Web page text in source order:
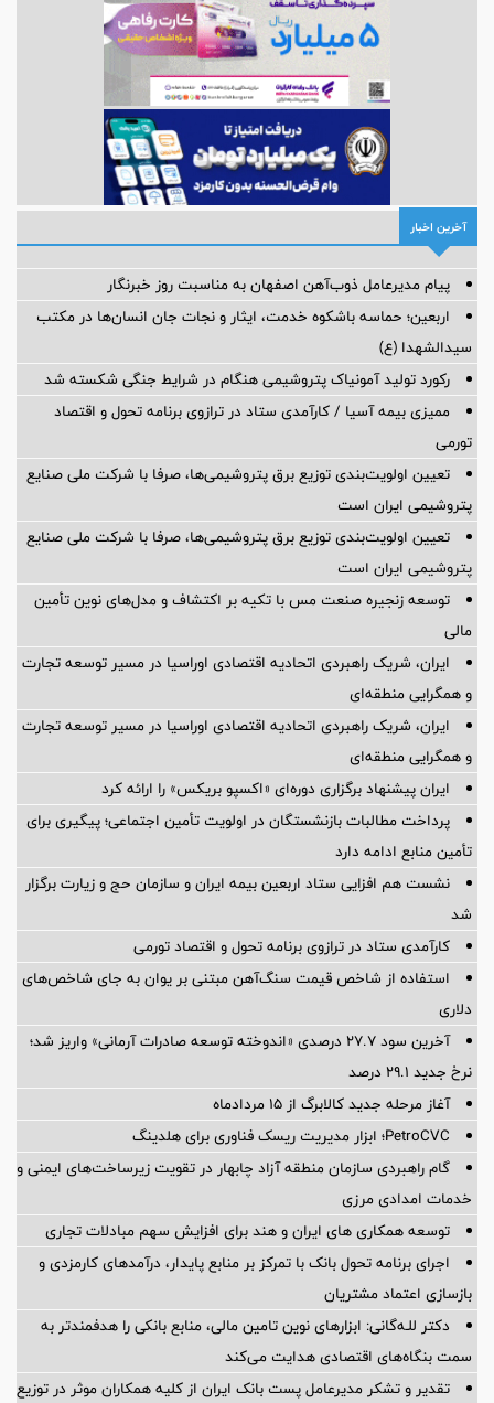
آخرین اخبار
پیام مدیرعامل ذوب‌آهن اصفهان به مناسبت روز خبرنگار
اربعین؛ حماسه باشکوه خدمت، ایثار و نجات جان انسان‌ها در مکتب
سیدالشهدا (ع)
رکورد تولید آمونیاک پتروشیمی هنگام در شرایط جنگی شکسته شد
ممیزی بیمه آسیا / کارآمدی ستاد در ترازوی برنامه تحول و اقتصاد
تورمی
تعیین اولویت‌بندی توزیع برق پتروشیمی‌ها، صرفا با شرکت ملی صنایع
پتروشیمی ایران است
تعیین اولویت‌بندی توزیع برق پتروشیمی‌ها، صرفا با شرکت ملی صنایع
پتروشیمی ایران است
توسعه زنجیره صنعت مس با تکیه بر اکتشاف و مدل‌های نوین تأمین
مالی
ایران، شریک راهبردی اتحادیه اقتصادی اوراسیا در مسیر توسعه تجارت
و همگرایی منطقه‌ای
ایران، شریک راهبردی اتحادیه اقتصادی اوراسیا در مسیر توسعه تجارت
و همگرایی منطقه‌ای
ایران پیشنهاد برگزاری دوره‌ای «اکسپو بریکس» را ارائه کرد
پرداخت مطالبات بازنشستگان در اولویت تأمین اجتماعی؛ پیگیری برای
تأمین منابع ادامه دارد
نشست هم افزایی ستاد اربعین بیمه ایران و سازمان حج و زیارت برگزار
شد
کارآمدی ستاد در ترازوی برنامه تحول و اقتصاد تورمی
استفاده از شاخص قیمت سنگ‌آهن مبتنی بر یوان به جای شاخص‌های
دلاری
آخرین سود ۲۷.۷ درصدی «اندوخته توسعه صادرات آرمانی» واریز شد؛
نرخ جدید ۲۹.۱ درصد
آغاز مرحله جدید کالابرگ از ۱۵ مردادماه
PetroCVC؛ ابزار مدیریت ریسک فناوری برای هلدینگ
گام راهبردی سازمان منطقه آزاد چابهار در تقویت زیرساخت‌های ایمنی و
خدمات امدادی مرزی
توسعه همکاری های ایران و هند برای افزایش سهم مبادلات تجاری
اجرای برنامه تحول بانک با تمرکز بر منابع پایدار، درآمدهای کارمزدی و
بازسازی اعتماد مشتریان
دکتر للـه‌گانی: ابزارهای نوین تامین مالی، منابع بانکی را هدفمندتر به
سمت بنگاه‌های اقتصادی هدایت می‌کند
تقدیر و تشکر مدیرعامل پست بانک ایران از کلیه همکاران موثر در توزیع